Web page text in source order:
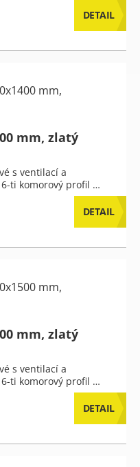
DETAIL
mm, zlatý
s ventilací a
ti komorový profil …
DETAIL
mm, zlatý
s ventilací a
ti komorový profil …
DETAIL